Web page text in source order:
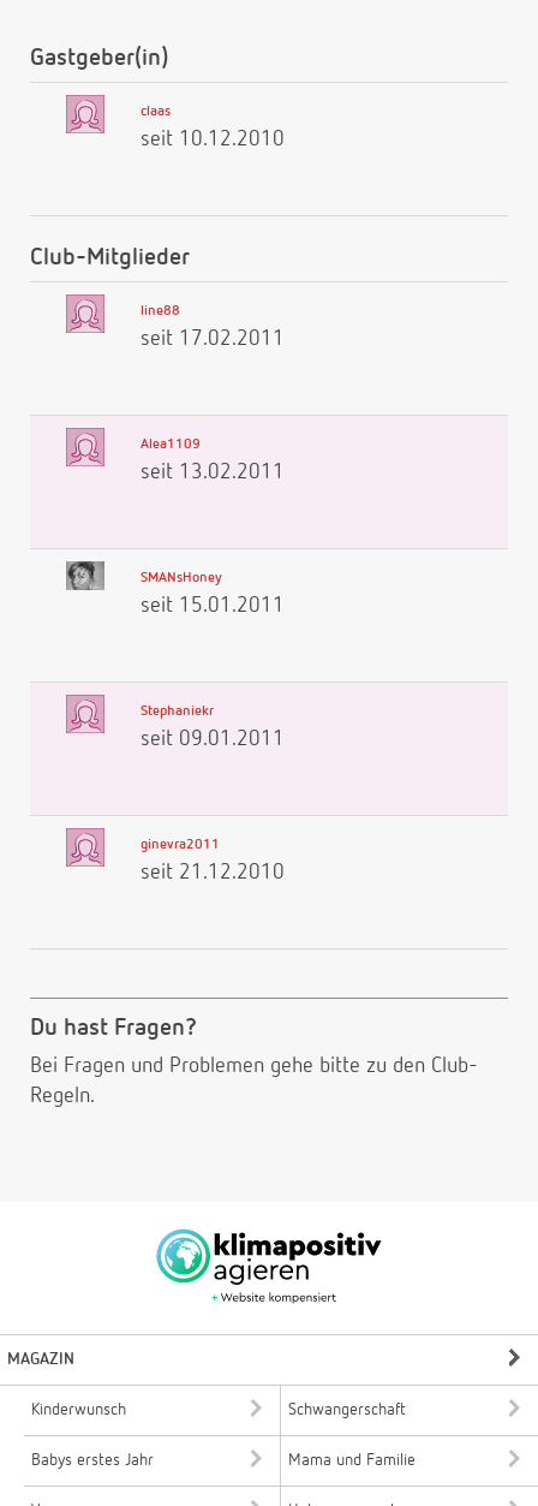
Gastgeber(in)
claas
seit 10.12.2010
Club-Mitglieder
line88
seit 17.02.2011
Alea1109
seit 13.02.2011
SMANsHoney
seit 15.01.2011
Stephaniekr
seit 09.01.2011
ginevra2011
seit 21.12.2010
Du hast Fragen?
Bei Fragen und Problemen gehe bitte zu den Club-
Regeln.
MAGAZIN
Kinderwunsch Schwangerschaft
Babys erstes Jahr Mama und Familie